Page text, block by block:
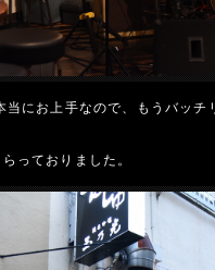
にお上手なので、もうバッチ
っておりました。